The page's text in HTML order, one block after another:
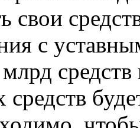
свои
с
средств